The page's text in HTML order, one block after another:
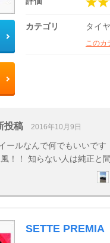
カテゴリ タイ
このカ
投稿 2016年10月9日
ールなんで何でもいいで
！！ 知らない人は純正と
SETTE PREMIA